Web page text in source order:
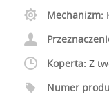
Mechanizm:
Koperta: Z
Numer